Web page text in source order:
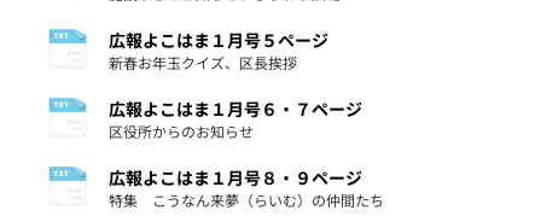
広報よこはま１月号５ページ
新春お年玉クイズ、区長挨拶
広報よこはま１月号６・７ページ
区役所からのお知らせ
広報よこはま１月号８・９ページ
特集 こうなん来夢（らいむ）の仲間たち